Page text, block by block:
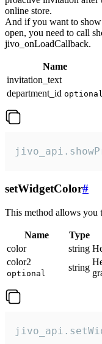
online store.
And if you want to
open, you need to call
jivo_onLoadCallback.
Name
invitation_text
department_id optional
setWidgetColor#
This method allows you
Name Type
color
string
color2
optional
string